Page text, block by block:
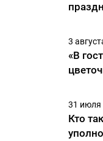
3
«В
31 июля
Кто